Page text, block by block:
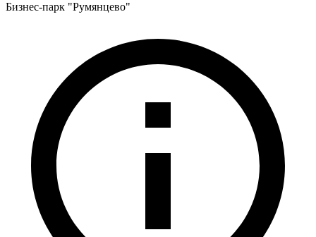
Бизнес-парк "Румянцево"